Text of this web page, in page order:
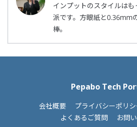
インプットのスタイルはも
派です。方眼紙と0.36mm
棒。
Pepabo Tech
会社概要 プライバシーポリ
よくあるご質問
お問